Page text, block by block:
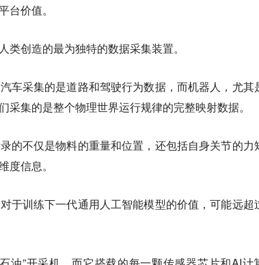
价值。
创造的最为独特的数据采集装置。
车采集的是道路和驾驶行为数据，而机器人，尤其
集的是整个物理世界运行规律的完整映射数据。
的不仅是物料的重量和位置，还包括自身关节的力
信息。
于训练下一代通用人工智能模型的价值，可能远超